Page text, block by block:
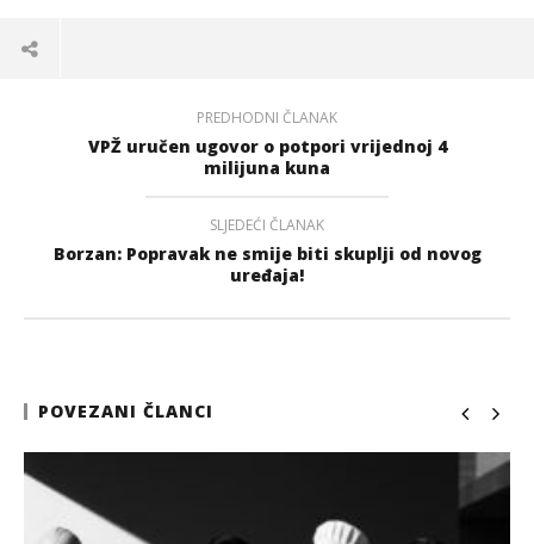
PREDHODNI ČLANAK
VPŽ uručen ugovor o potpori vrijednoj 4
milijuna kuna
SLJEDEĆI ČLANAK
Borzan: Popravak ne smije biti skuplji od novog
uređaja!
POVEZANI ČLANCI